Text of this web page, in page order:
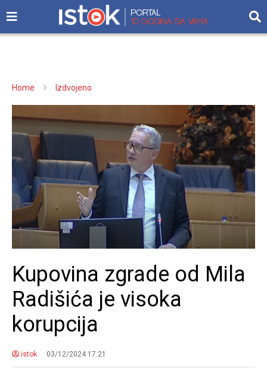
Home Izdvojeno
Kupovina zgrade od Mila
Radišića je visoka
korupcija
istok 03/12/2024 17:21